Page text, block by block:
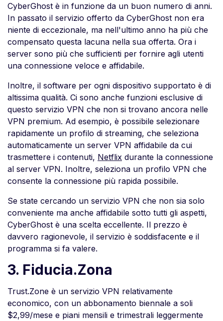
CyberGhost è in funzione da un buon numero di anni.
In passato il servizio offerto da CyberGhost non era
niente di eccezionale, ma nell'ultimo anno ha più che
compensato questa lacuna nella sua offerta. Ora i
server sono più che sufficienti per fornire agli utenti
una connessione veloce e affidabile.
Inoltre, il software per ogni dispositivo supportato è di
altissima qualità. Ci sono anche funzioni esclusive di
questo servizio VPN che non si trovano ancora nelle
VPN premium. Ad esempio, è possibile selezionare
rapidamente un profilo di streaming, che seleziona
automaticamente un server VPN affidabile da cui
trasmettere i contenuti, Netflix durante la connessione
al server VPN. Inoltre, seleziona un profilo VPN che
consente la connessione più rapida possibile.
Se state cercando un servizio VPN che non sia solo
conveniente ma anche affidabile sotto tutti gli aspetti,
CyberGhost è una scelta eccellente. Il prezzo è
davvero ragionevole, il servizio è soddisfacente e il
programma si fa valere.
3. Fiducia.Zona
Trust.Zone è un servizio VPN relativamente
economico, con un abbonamento biennale a soli
$2,99/mese e piani mensili e trimestrali leggermente